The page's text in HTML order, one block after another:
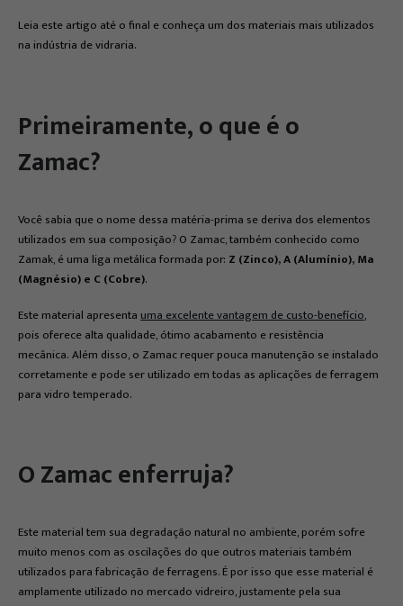
Leia este artigo até o final e conheça um dos materiais mais utilizados
na indústria de vidraria.
Primeiramente, o que é o
Zamac?
Você sabia que o nome dessa matéria-prima se deriva dos elementos
utilizados em sua composição? O Zamac, também conhecido como
Zamak, é uma liga metálica formada por: Z (Zinco), A (Alumínio), Ma
(Magnésio) e C (Cobre).
Este material apresentauma excelente vantagem de custo-benefício,
pois oferece alta qualidade, ótimo acabamento e resistência
mecânica. Além disso, o Zamac requer pouca manutenção se instalado
corretamente e pode ser utilizado em todas as aplicações de ferragem
para vidro temperado.
O Zamac enferruja?
Este material tem sua degradação natural no ambiente, porém sofre
muito menos com as oscilações do que outros materiais também
utilizados para fabricação de ferragens. É por isso que esse material é
amplamente utilizado no mercado vidreiro, justamente pela sua